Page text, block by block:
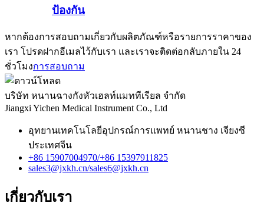
ป้องกัน
หากต้องการสอบถามเกี่ยวกับผลิตภัณฑ์หรือรายการราคาของ
เรา โปรดฝากอีเมลไว้กับเรา และเราจะติดต่อกลับภายใน 24
ชั่วโมงการสอบถาม
บริษัท หนานฉางกังหัวเฮลท์แมททีเรียล จำกัด
Jiangxi Yichen Medical Instrument Co., Ltd
อุทยานเทคโนโลยีอุปกรณ์การแพทย์ หนานชาง เจียงซี
ประเทศจีน
+86 15907004970/+86 15397911825
sales3@jxkh.cn/sales6@jxkh.cn
เกี่ยวกับเรา